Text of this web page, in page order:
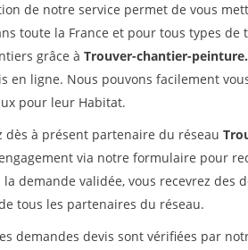
de notre service permet de vous
toute la France et pour tous types
grâce à Trouver-chantier-
en ligne. Nous pouvons facilement
pour leur Habitat.
dès à présent partenaire du réseau
via notre formulaire pour
la demande validée, vous recevrez
tous les partenaires du réseau.
demandes devis sont vérifiées par